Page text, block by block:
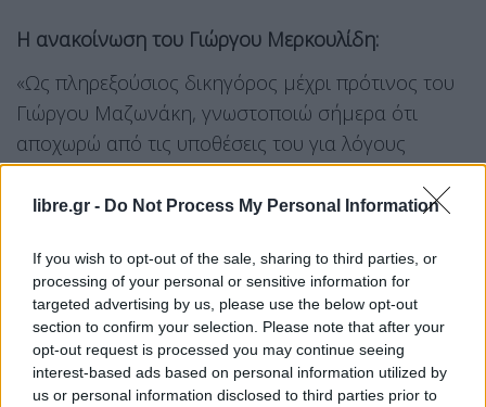
libre.gr - Do Not Process My Personal Information
If you wish to opt-out of the sale, sharing to third parties, or
processing of your personal or sensitive information for
targeted advertising by us, please use the below opt-out
section to confirm your selection. Please note that after your
opt-out request is processed you may continue seeing
interest-based ads based on personal information utilized by
us or personal information disclosed to third parties prior to
Η ανακοίνωση του Γιώργου Μερκουλίδη:
«Ως πληρεξούσιος δικηγόρος μέχρι πρότινος του
Γιώργου Μαζωνάκη, γνωστοποιώ σήμερα ότι
αποχωρώ από τις υποθέσεις του για λόγους
δεοντολογίας και προσωπικής ηθικής.
μου χειριστήκαμε με σθένος, νομική επάρκεια και
ανθρώπινη προσέγγιση τις υποθέσεις του Γιώργου
Μαζωνάκη και, ειδικότερα, την τελευταία
περιπέτειά του με τον εγκλεισμό του στο
Δρομοκαΐτειο.